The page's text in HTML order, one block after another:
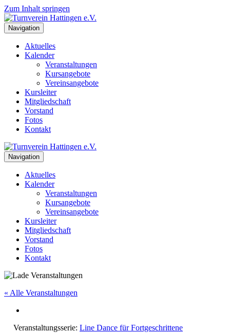
Zum Inhalt springen
Navigation
Aktuelles
Kalender
Veranstaltungen
Kursangebote
Vereinsangebote
Kursleiter
Mitgliedschaft
Vorstand
Fotos
Kontakt
Navigation
Aktuelles
Kalender
Veranstaltungen
Kursangebote
Vereinsangebote
Kursleiter
Mitgliedschaft
Vorstand
Fotos
Kontakt
« Alle Veranstaltungen
Veranstaltungsserie: Line Dance für Fortgeschrittene